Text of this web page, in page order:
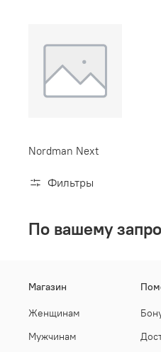
Nordman Next
Фильтры
По вашему
Магазин
Женщинам
Мужчинам